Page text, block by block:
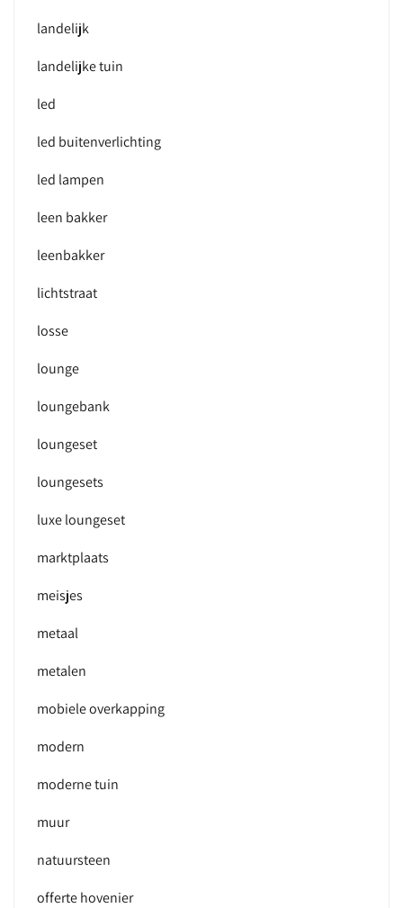
landelijk
landelijke tuin
led
led buitenverlichting
led lampen
leen bakker
leenbakker
lichtstraat
losse
lounge
loungebank
loungeset
loungesets
luxe loungeset
marktplaats
meisjes
metaal
metalen
mobiele overkapping
modern
moderne tuin
muur
natuursteen
offerte hovenier